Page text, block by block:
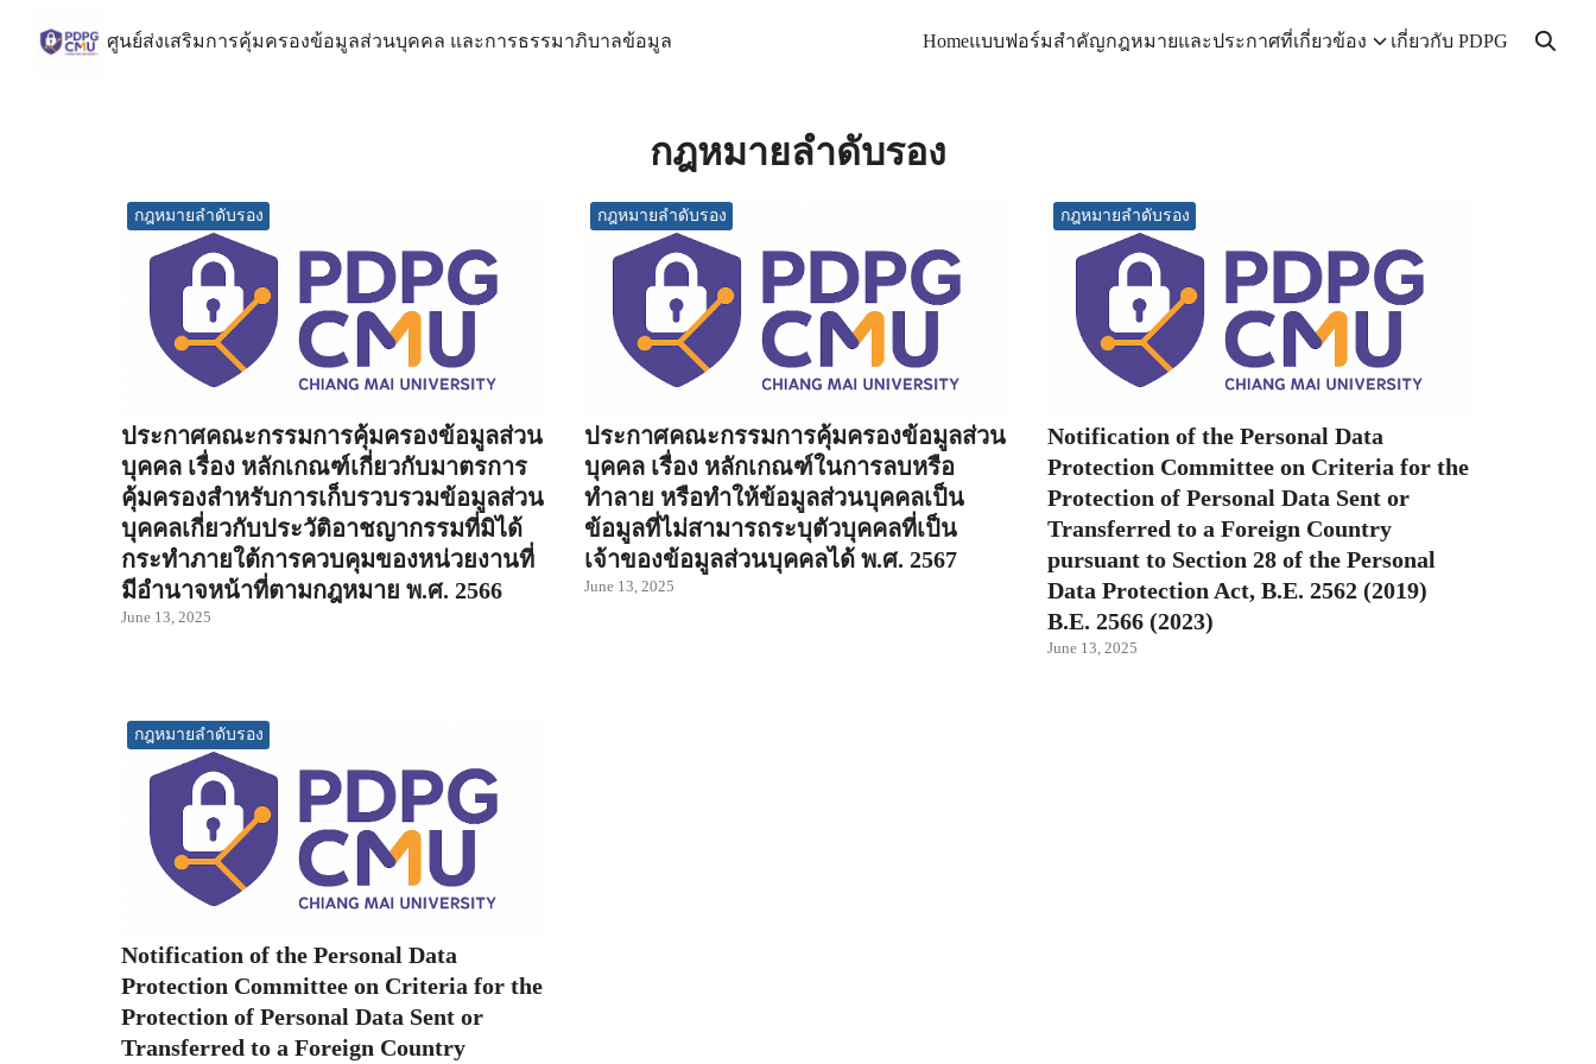
ศูนย์ส่งเสริมการคุ้มครองข้อมูลส่วนบุคคล และการธรรมาภิบาลข้อมูล Homeแบบฟอร์มสำคัญกฎหมายและประกาศที่เกี่ยวข้อง เกี่ยวกับ PDPG
กฎหมายลำดับรอง
กฎหมายลำดับรอง
ประกาศคณะกรรมการคุ้มครองข้อมูลส่วน
บุคคล เรื่อง หลักเกณฑ์เกี่ยวกับมาตรการ
คุ้มครองสำหรับการเก็บรวบรวมข้อมูลส่วน
บุคคลเกี่ยวกับประวัติอาชญากรรมที่มิได้
กระทำภายใต้การควบคุมของหน่วยงานที่
มีอำนาจหน้าที่ตามกฎหมาย พ.ศ. 2566
June 13, 2025
กฎหมายลำดับรอง
ประกาศคณะกรรมการคุ้มครองข้อมูลส่วน
บุคคล เรื่อง หลักเกณฑ์ในการลบหรือ
ทำลาย หรือทำให้ข้อมูลส่วนบุคคลเป็น
ข้อมูลที่ไม่สามารถระบุตัวบุคคลที่เป็น
เจ้าของข้อมูลส่วนบุคคลได้ พ.ศ. 2567
June 13, 2025
กฎหมายลำดับรอง
Notification of the Personal Data
Protection Committee on Criteria for the
Protection of Personal Data Sent or
Transferred to a Foreign Country
pursuant to Section 28 of the Personal
Data Protection Act, B.E. 2562 (2019)
B.E. 2566 (2023)
June 13, 2025
กฎหมายลำดับรอง
Notification of the Personal Data
Protection Committee on Criteria for the
Protection of Personal Data Sent or
Transferred to a Foreign Country